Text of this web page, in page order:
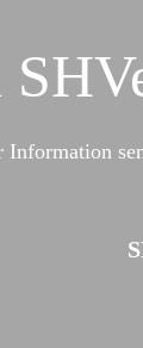
Information